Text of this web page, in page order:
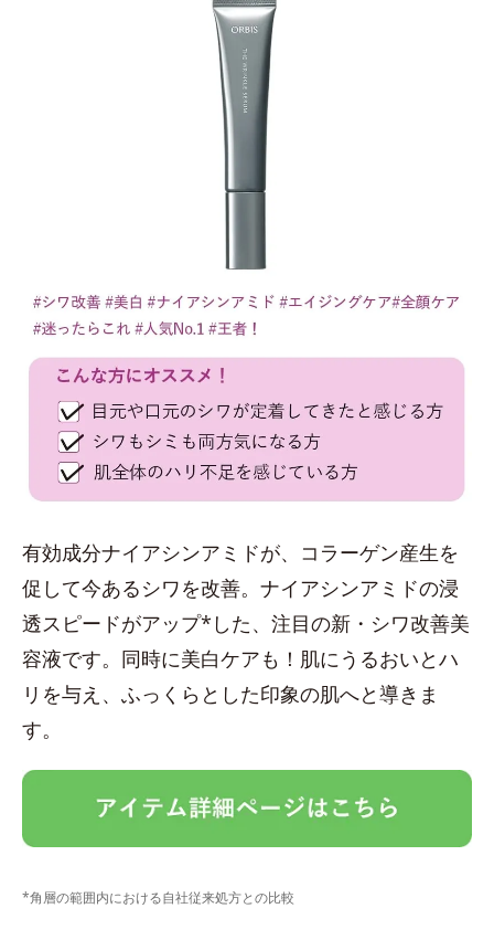
有効成分ナイアシンアミドが、コラーゲン産生を
促して今あるシワを改善。ナイアシンアミドの浸
透スピードがアップ*した、注目の新・シワ改善美
容液です。同時に美白ケアも！肌にうるおいとハ
リを与え、ふっくらとした印象の肌へと導きま
す。
*角層の範囲内における自社従来処方との比較